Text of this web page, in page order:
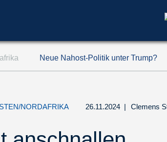
'1')
'2')
Neue Nahost-Politik unter Trump?
NORDAFRIKA 26.11.2024 | Clemens